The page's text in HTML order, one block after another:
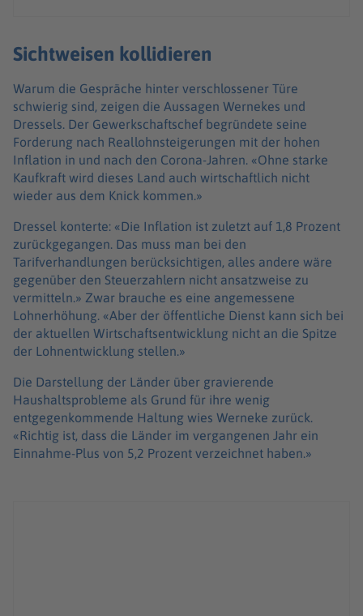
Sichtweisen kollidieren
Warum die Gespräche hinter verschlossener Türe
schwierig sind, zeigen die Aussagen Wernekes und
Dressels. Der Gewerkschaftschef begründete seine
Forderung nach Reallohnsteigerungen mit der hohen
Inflation in und nach den Corona-Jahren. «Ohne starke
Kaufkraft wird dieses Land auch wirtschaftlich nicht
wieder aus dem Knick kommen.»
Dressel konterte: «Die Inflation ist zuletzt auf 1,8 Prozent
zurückgegangen. Das muss man bei den
Tarifverhandlungen berücksichtigen, alles andere wäre
gegenüber den Steuerzahlern nicht ansatzweise zu
vermitteln.» Zwar brauche es eine angemessene
Lohnerhöhung. «Aber der öffentliche Dienst kann sich bei
der aktuellen Wirtschaftsentwicklung nicht an die Spitze
der Lohnentwicklung stellen.»
Die Darstellung der Länder über gravierende
Haushaltsprobleme als Grund für ihre wenig
entgegenkommende Haltung wies Werneke zurück.
«Richtig ist, dass die Länder im vergangenen Jahr ein
Einnahme-Plus von 5,2 Prozent verzeichnet haben.»